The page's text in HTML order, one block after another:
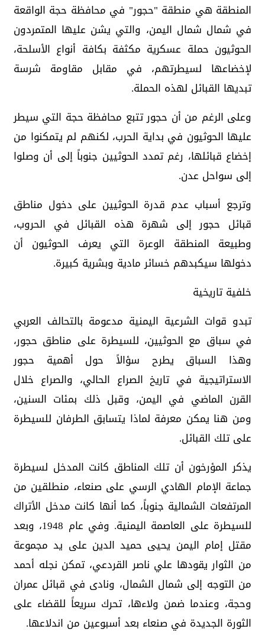
المنطقة هي منطقة "حجور" في محافظة حجة الواقعة
في شمال شمال اليمن، والتي يشن عليها المتمردون
الحوثيون حملة عسكرية مكثفة بكافة أنواع الأسلحة،
لإخضاعها لسيطرتهم، في مقابل مقاومة شرسة
تبديها القبائل لهذه الحملة.
وعلى الرغم من أن حجور تتبع محافظة حجة التي سيطر
عليها الحوثيون في بداية الحرب، لكنهم لم يتمكنوا من
إخضاع قبائلها، رغم تمدد الحوثيين جنوباً إلى أن وصلوا
إلى سواحل عدن.
وترجع أسباب عدم قدرة الحوثيين على دخول مناطق
قبائل حجور إلى شهرة هذه القبائل في الحروب،
وطبيعة المنطقة الوعرة التي يعرف الحوثيون أن
دخولها سيكبدهم خسائر مادية وبشرية كبيرة.
خلفية تاريخية
تبدو قوات الشرعية اليمنية مدعومة بالتحالف العربي
في سباق مع الحوثيين، للسيطرة على مناطق حجور،
وهذا السباق يطرح سؤالاً حول أهمية حجور
الاستراتيجية في تاريخ الصراع الحالي، والصراع خلال
القرن الماضي في اليمن، وقبل ذلك بمئات السنين،
ومن هنا يمكن معرفة لماذا يتسابق الطرفان للسيطرة
على تلك القبائل.
يذكر المؤرخون أن تلك المناطق كانت المدخل لسيطرة
جماعة الإمام الهادي الرسي على صنعاء، منطلقين من
المرتفعات الشمالية جنوباً، كما أنها كانت مدخل الأتراك
للسيطرة على العاصمة اليمنية. وفي عام 1948، وبعد
مقتل إمام اليمن يحيى حميد الدين على يد مجموعة
من الثوار يقودها علي ناصر القردعي، تمكن نجله أحمد
من التوجه إلى شمال الشمال، ونادى في قبائل عمران
وحجة، وعندما ضمن ولاءها، تحرك سريعاً للقضاء على
الثورة الجديدة في صنعاء بعد أسبوعين من اندلاعها.